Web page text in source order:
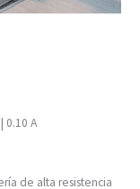
0.10 A
de alta resistencia